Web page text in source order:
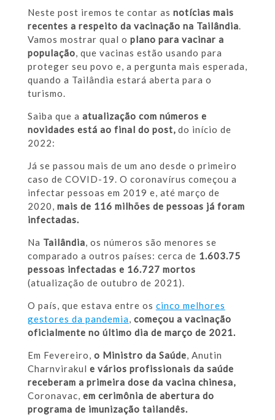
Neste post iremos te contar as notícias mais
recentes a respeito da vacinação na Tailândia.
Vamos mostrar qual o plano para vacinar a
população, que vacinas estão usando para
proteger seu povo e, a pergunta mais esperada,
quando a Tailândia estará aberta para o
turismo.
Saiba que a atualização com números e
novidades está ao final do post,do início de
2022:
Já se passou mais de um ano desde o primeiro
caso de COVID-19. O coronavírus começou a
infectar pessoas em 2019 e, até março de
2020, mais de 116 milhões de pessoas já foram
infectadas.
Na Tailândia, os números são menores se
comparado a outros países: cerca de 1.603.75
pessoas infectadas e 16.727 mortos
(atualização de outubro de 2021).
O país, que estava entre os cinco melhores
gestores da pandemia, começou a vacinação
oficialmente no último dia de março de 2021.
Em Fevereiro, o Ministro da Saúde, Anutin
Charnvirakul e vários profissionais da saúde
receberam a primeira dose da vacina chinesa,
Coronavac, em cerimônia de abertura do
programa de imunização tailandês.